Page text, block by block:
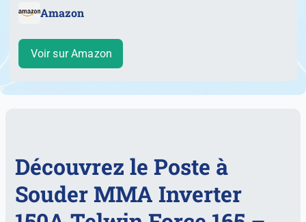
Amazon
Voir sur Amazon
Découvrez le Poste à
Souder MMA Inverter